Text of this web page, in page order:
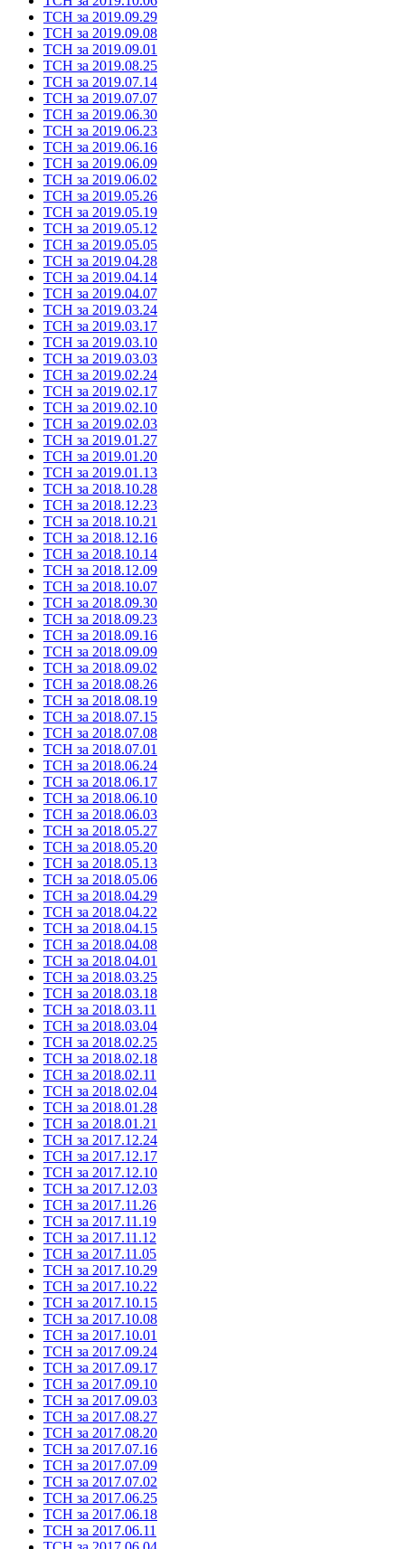
ТСН за 2019.09.29
ТСН за 2019.09.08
ТСН за 2019.09.01
ТСН за 2019.08.25
ТСН за 2019.07.14
ТСН за 2019.07.07
ТСН за 2019.06.30
ТСН за 2019.06.23
ТСН за 2019.06.16
ТСН за 2019.06.09
ТСН за 2019.06.02
ТСН за 2019.05.26
ТСН за 2019.05.19
ТСН за 2019.05.12
ТСН за 2019.05.05
ТСН за 2019.04.28
ТСН за 2019.04.14
ТСН за 2019.04.07
ТСН за 2019.03.24
ТСН за 2019.03.17
ТСН за 2019.03.10
ТСН за 2019.03.03
ТСН за 2019.02.24
ТСН за 2019.02.17
ТСН за 2019.02.10
ТСН за 2019.02.03
ТСН за 2019.01.27
ТСН за 2019.01.20
ТСН за 2019.01.13
ТСН за 2018.10.28
ТСН за 2018.12.23
ТСН за 2018.10.21
ТСН за 2018.12.16
ТСН за 2018.10.14
ТСН за 2018.12.09
ТСН за 2018.10.07
ТСН за 2018.09.30
ТСН за 2018.09.23
ТСН за 2018.09.16
ТСН за 2018.09.09
ТСН за 2018.09.02
ТСН за 2018.08.26
ТСН за 2018.08.19
ТСН за 2018.07.15
ТСН за 2018.07.08
ТСН за 2018.07.01
ТСН за 2018.06.24
ТСН за 2018.06.17
ТСН за 2018.06.10
ТСН за 2018.06.03
ТСН за 2018.05.27
ТСН за 2018.05.20
ТСН за 2018.05.13
ТСН за 2018.05.06
ТСН за 2018.04.29
ТСН за 2018.04.22
ТСН за 2018.04.15
ТСН за 2018.04.08
ТСН за 2018.04.01
ТСН за 2018.03.25
ТСН за 2018.03.18
ТСН за 2018.03.11
ТСН за 2018.03.04
ТСН за 2018.02.25
ТСН за 2018.02.18
ТСН за 2018.02.11
ТСН за 2018.02.04
ТСН за 2018.01.28
ТСН за 2018.01.21
ТСН за 2017.12.24
ТСН за 2017.12.17
ТСН за 2017.12.10
ТСН за 2017.12.03
ТСН за 2017.11.26
ТСН за 2017.11.19
ТСН за 2017.11.12
ТСН за 2017.11.05
ТСН за 2017.10.29
ТСН за 2017.10.22
ТСН за 2017.10.15
ТСН за 2017.10.08
ТСН за 2017.10.01
ТСН за 2017.09.24
ТСН за 2017.09.17
ТСН за 2017.09.10
ТСН за 2017.09.03
ТСН за 2017.08.27
ТСН за 2017.08.20
ТСН за 2017.07.16
ТСН за 2017.07.09
ТСН за 2017.07.02
ТСН за 2017.06.25
ТСН за 2017.06.18
ТСН за 2017.06.11